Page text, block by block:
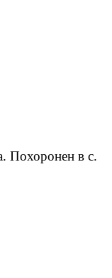
Похоронен в с.